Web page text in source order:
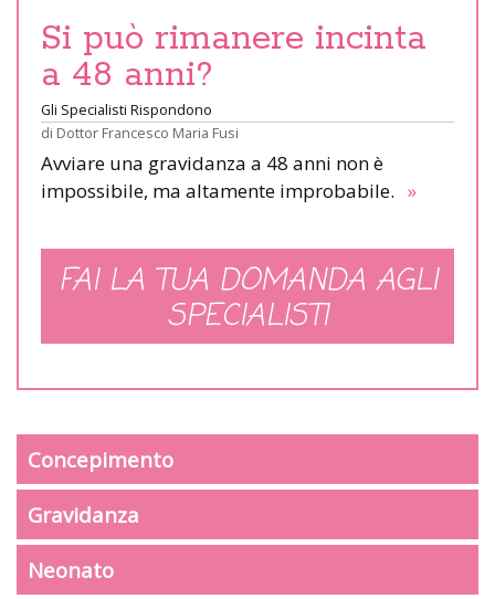
Si può rimanere incinta
a 48 anni?
Gli Specialisti Rispondono
di Dottor Francesco Maria Fusi
Avviare una gravidanza a 48 anni non è
impossibile, ma altamente improbabile. »
FAI LA TUA DOMANDA AGLI
SPECIALISTI
Concepimento
Gravidanza
Neonato